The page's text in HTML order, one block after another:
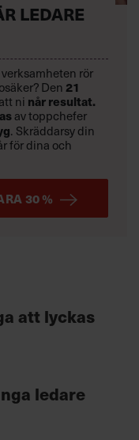
att lyckas
ledare
LEDARE
rör
Den 21
ni når resultat.
av toppchefer
. Skräddarsy din
för dina och
30 %